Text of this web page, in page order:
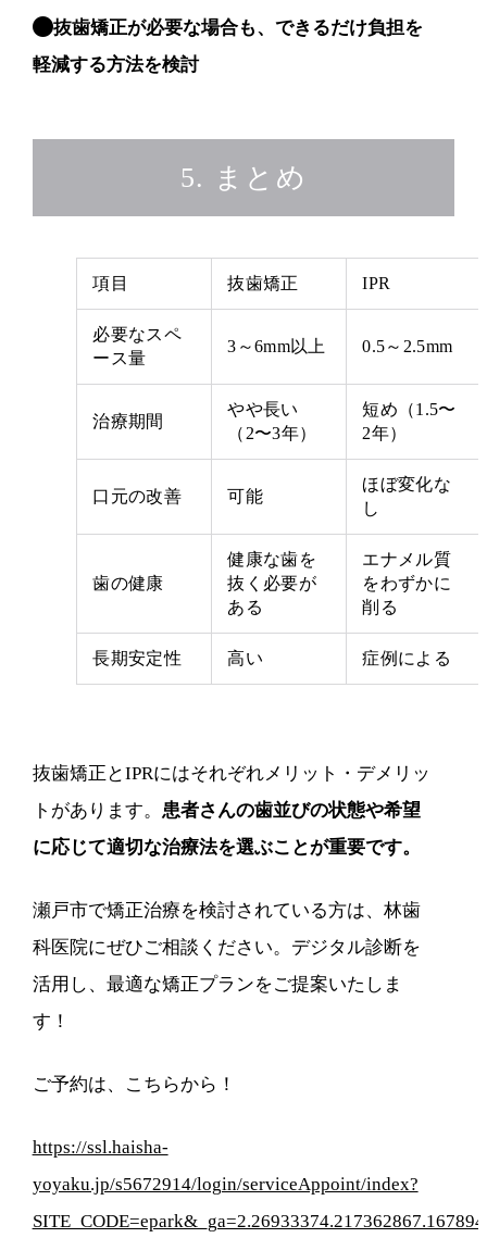
抜歯矯正が必要な場合も、できるだけ負担を
軽減する方法を検討
5. まとめ
項目 抜歯矯正 IPR
必要なスペ
ース量
3～6mm以上 0.5～2.5mm
治療期間
やや長い
（2〜3年）
短め（1.5〜
2年）
口元の改善 可能
ほぼ変化な
し
歯の健康
健康な歯を
抜く必要が
ある
エナメル質
をわずかに
削る
長期安定性 高い 症例による
抜歯矯正とIPRにはそれぞれメリット・デメリッ
トがあります。 患者さんの歯並びの状態や希望
に応じて適切な治療法を選ぶことが重要です。
瀬戸市で矯正治療を検討されている方は、林歯
科医院にぜひご相談ください。デジタル診断を
活用し、最適な矯正プランをご提案いたしま
す！
ご予約は、こちらから！
https://ssl.haisha-
yoyaku.jp/s5672914/login/serviceAppoint/index?